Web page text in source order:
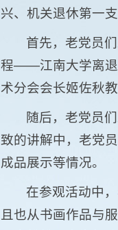
兴、机关退休第一
首先，老党员
程——江南大学离退
术分会会长姬佐秋
随后，老党员
致的讲解中，老党
成品展示等情况。
在参观活动中
且也从书画作品与